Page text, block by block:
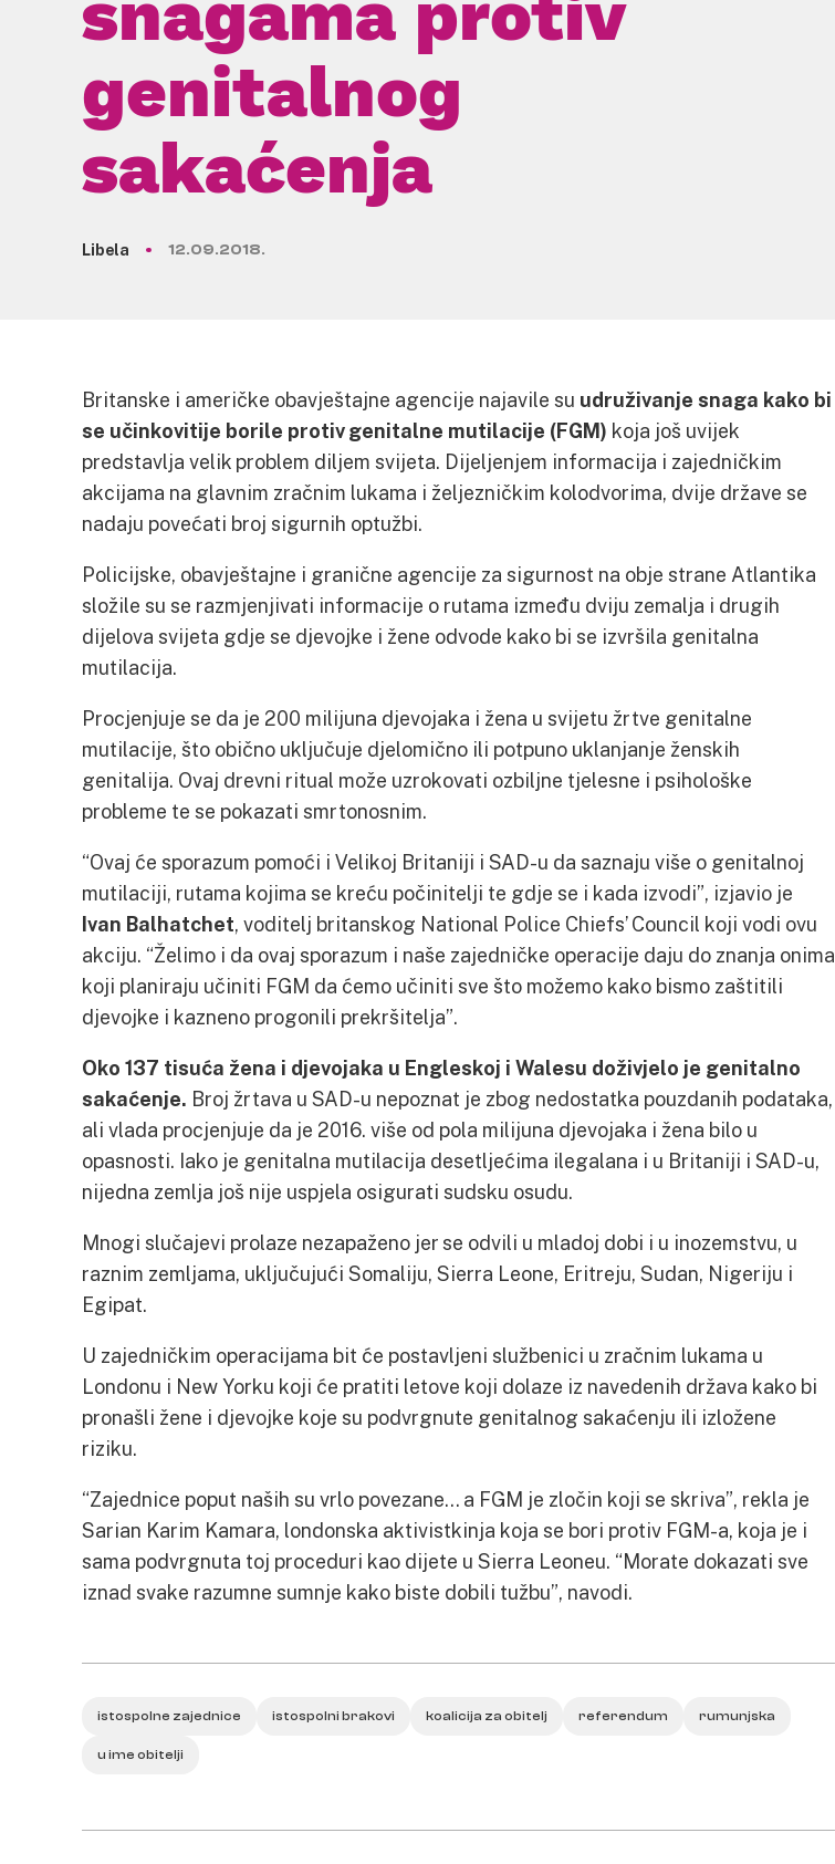
genitalnog
sakaćenja
Libela 12.09.2018.
Britanske i američke obavještajne agencije najavile su udruživanje snaga kako bi
se učinkovitije borile protiv genitalne mutilacije (FGM) koja još uvijek
predstavlja velik problem diljem svijeta. Dijeljenjem informacija i zajedničkim
akcijama na glavnim zračnim lukama i željezničkim kolodvorima, dvije države se
nadaju povećati broj sigurnih optužbi.
Policijske, obavještajne i granične agencije za sigurnost na obje strane Atlantika
složile su se razmjenjivati informacije o rutama između dviju zemalja i drugih
dijelova svijeta gdje se djevojke i žene odvode kako bi se izvršila genitalna
mutilacija.
Procjenjuje se da je 200 milijuna djevojaka i žena u svijetu žrtve genitalne
mutilacije, što obično uključuje djelomično ili potpuno uklanjanje ženskih
genitalija. Ovaj drevni ritual može uzrokovati ozbiljne tjelesne i psihološke
probleme te se pokazati smrtonosnim.
“Ovaj će sporazum pomoći i Velikoj Britaniji i SAD-u da saznaju više o genitalnoj
mutilaciji, rutama kojima se kreću počinitelji te gdje se i kada izvodi”, izjavio je
Ivan Balhatchet, voditelj britanskog National Police Chiefs’ Council koji vodi ovu
akciju. “Želimo i da ovaj sporazum i naše zajedničke operacije daju do znanja onima
koji planiraju učiniti FGM da ćemo učiniti sve što možemo kako bismo zaštitili
djevojke i kazneno progonili prekršitelja”.
Oko 137 tisuća žena i djevojaka u Engleskoj i Walesu doživjelo je genitalno
sakaćenje. Broj žrtava u SAD-u nepoznat je zbog nedostatka pouzdanih podataka,
ali vlada procjenjuje da je 2016. više od pola milijuna djevojaka i žena bilo u
opasnosti. Iako je genitalna mutilacija desetljećima ilegalana i u Britaniji i SAD-u,
nijedna zemlja još nije uspjela osigurati sudsku osudu.
Mnogi slučajevi prolaze nezapaženo jer se odvili u mladoj dobi i u inozemstvu, u
raznim zemljama, uključujući Somaliju, Sierra Leone, Eritreju, Sudan, Nigeriju i
Egipat.
U zajedničkim operacijama bit će postavljeni službenici u zračnim lukama u
Londonu i New Yorku koji će pratiti letove koji dolaze iz navedenih država kako bi
pronašli žene i djevojke koje su podvrgnute genitalnog sakaćenju ili izložene
riziku.
“Zajednice poput naših su vrlo povezane… a FGM je zločin koji se skriva”, rekla je
Sarian Karim Kamara, londonska aktivistkinja koja se bori protiv FGM-a, koja je i
sama podvrgnuta toj proceduri kao dijete u Sierra Leoneu. “Morate dokazati sve
iznad svake razumne sumnje kako biste dobili tužbu”, navodi.
istospolne zajednice istospolni brakovi koalicija za obitelj referendum rumunjska
u ime obitelji